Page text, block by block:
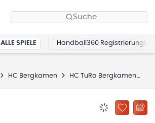
Suche
ALLE SPIELE Handball360 Registrierung
HC Bergkamen HC TuRa Bergkamen
ZU